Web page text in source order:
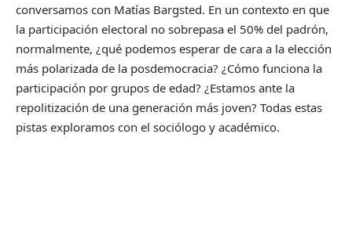
conversamos con Matías Bargsted. En un contexto en que
la participación electoral no sobrepasa el 50% del padrón,
normalmente, ¿qué podemos esperar de cara a la elección
más polarizada de la posdemocracia? ¿Cómo funciona la
participación por grupos de edad? ¿Estamos ante la
repolitización de una generación más joven? Todas estas
pistas exploramos con el sociólogo y académico.